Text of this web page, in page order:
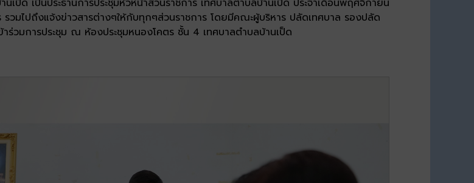
ด เป็นประธานการประชุมหัวหน้าส่วนราชการ เทศบาลตำบลบ้านเป็ด ประจำเดือนพฤศจิกายน
วมไปถึงแจ้งข่าวสารต่างๆให้กับทุกๆส่วนราชการ โดยมีคณะผู้บริหาร ปลัดเทศบาล รองปลัด
วมการประชุม ณ ห้องประชุมหนองโคตร ชั้น 4 เทศบาลตำบลบ้านเป็ด